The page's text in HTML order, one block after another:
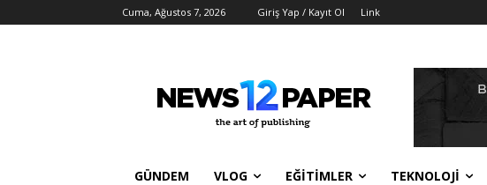
Cuma, Ağustos 7, 2026 Giriş Yap / Kayıt Ol Link
GÜNDEM VLOG EĞİTİMLER TEKNOLOJİ